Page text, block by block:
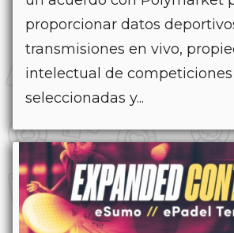
proporcionar datos
transmisiones en vivo,
intelectual de competiciones
seleccionadas y...